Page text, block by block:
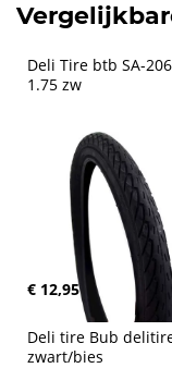
Deli Tire btb SA-
1.75 zw
€ 12,95
Deli tire Bub
zwart/bies